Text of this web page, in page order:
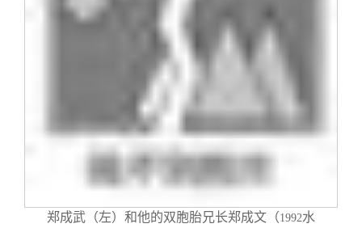
三创大赛
实用信息
会长致辞
总会章程
制度法规
郑成武（左）和他的双胞胎兄长郑成文（1992水